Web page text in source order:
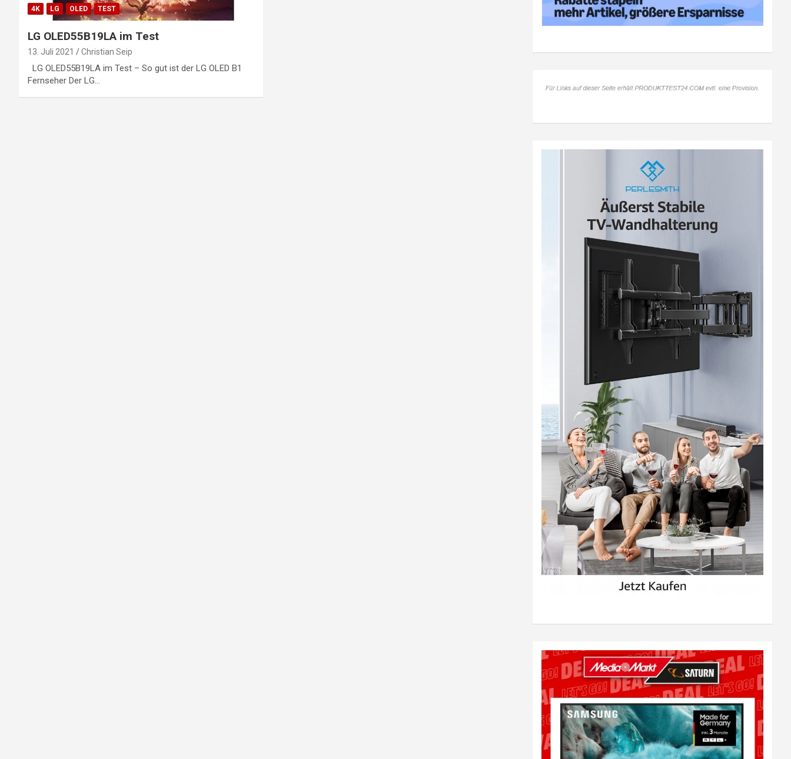
4K LG OLED TEST
LG OLED55B19LA im Test
13. Juli 2021 Christian Seip
LG OLED55B19LA im Test – So gut ist der LG OLED B1
Fernseher Der LG…